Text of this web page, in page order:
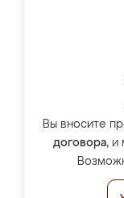
Вы вносите
договора, и